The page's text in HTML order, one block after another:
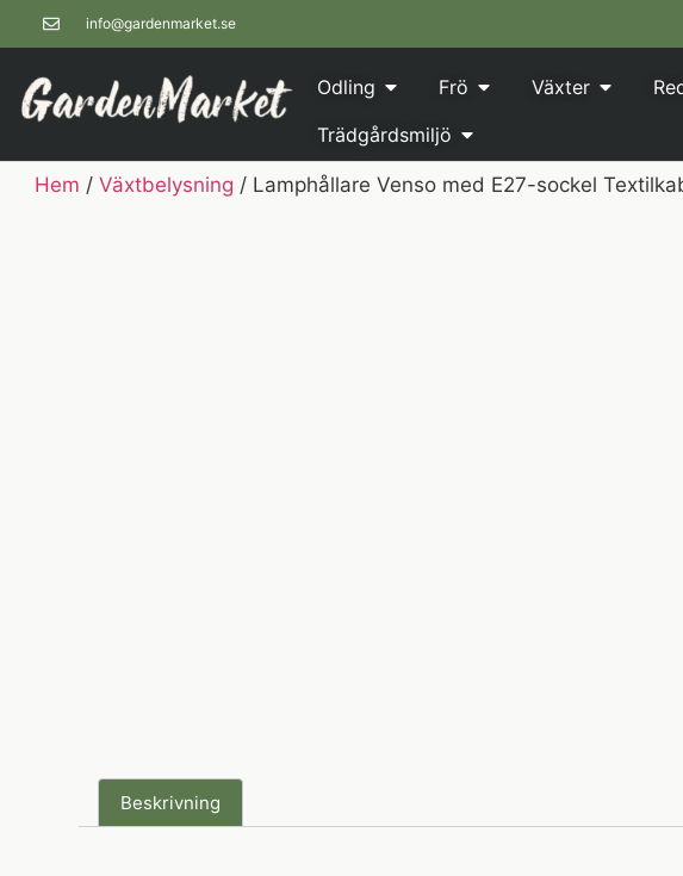
info@gardenmarket.se
Odling Frö Växter
Trädgårdsmiljö
Hem / Växtbelysning / Lamphållare Venso med E27-sockel
Beskrivning